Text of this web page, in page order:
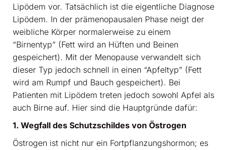
Lipödem vor. Tatsächlich ist die eigentliche Diagnose
Lipödem. In der prämenopausalen Phase neigt der
weibliche Körper normalerweise zu einem
“Birnentyp” (Fett wird an Hüften und Beinen
gespeichert). Mit der Menopause verwandelt sich
dieser Typ jedoch schnell in einen “Apfeltyp” (Fett
wird am Rumpf und Bauch gespeichert). Bei
Patienten mit Lipödem treten jedoch sowohl Apfel als
auch Birne auf. Hier sind die Hauptgründe dafür:
1. Wegfall des Schutzschildes von Östrogen
Östrogen ist nicht nur ein Fortpflanzungshormon; es